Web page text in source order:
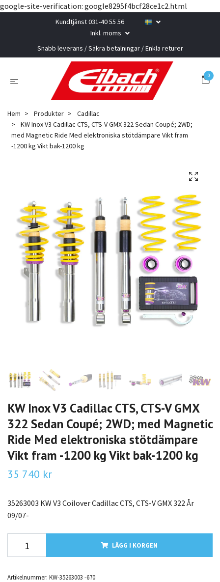
google-site-verification: google8295f4bcf28ce1c2.html
Kundtjänst 031-40 55 56
Inkl. moms
Snabb leverans / Säkra betalningar / Enkla returer
0
Hem Produkter
Cadillac
KW Inox V3 Cadillac CTS, CTS-V GMX 322 Sedan Coupé; 2WD;
med Magnetic Ride Med elektroniska stötdämpare Vikt fram
-1200 kg Vikt bak-1200 kg
KW Inox V3 Cadillac CTS, CTS-V GMX
322 Sedan Coupé; 2WD; med Magnetic
Ride Med elektroniska stötdämpare
Vikt fram -1200 kg Vikt bak-1200 kg
35 740 kr
35263003 KW V3 Coilover Cadillac CTS, CTS-V GMX 322 År
09/07-
LÄGG I KORGEN
Artikelnummer: KW-35263003 -670